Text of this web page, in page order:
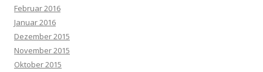
Februar 2016
Januar 2016
Dezember 2015
November 2015
Oktober 2015